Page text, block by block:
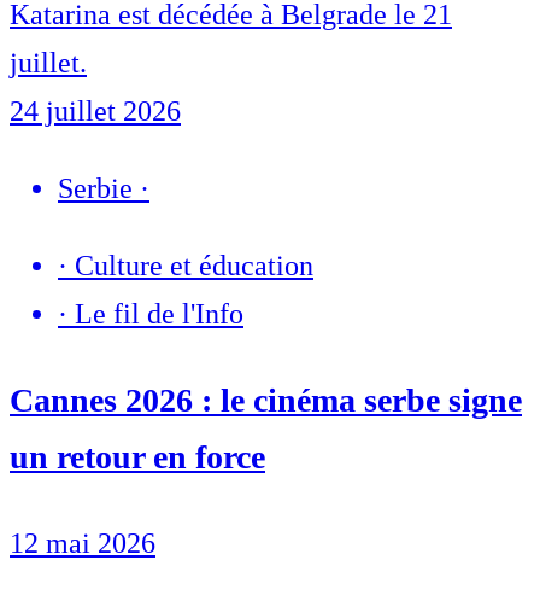
Katarina est décédée à Belgrade le 21
juillet.
24 juillet 2026
Serbie ·
· Culture et éducation
· Le fil de l'Info
Cannes 2026 : le cinéma serbe signe
un retour en force
12 mai 2026